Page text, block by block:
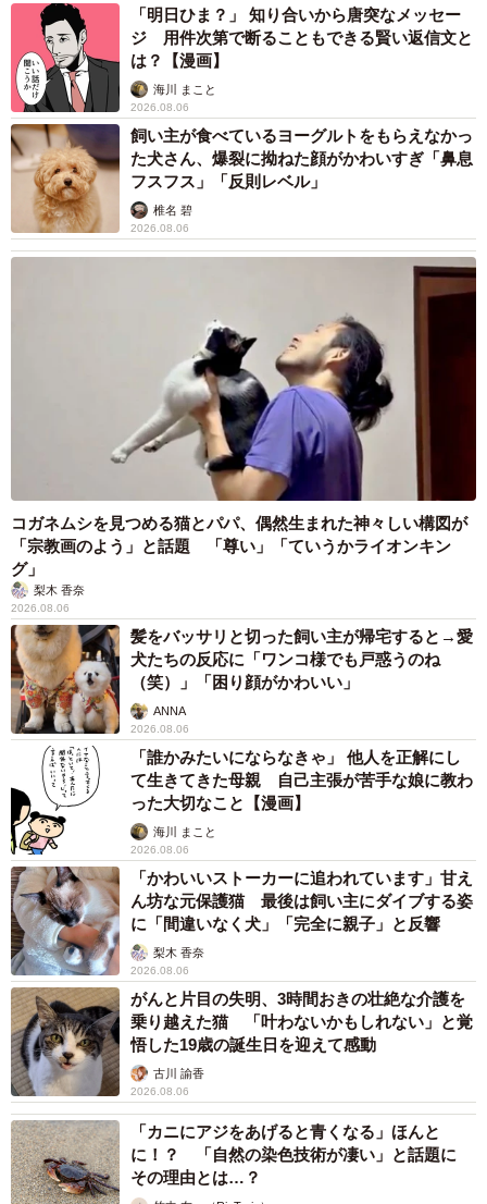
「明日ひま？」 知り合いから唐突なメッセー
ジ 用件次第で断ることもできる賢い返信文と
は？【漫画】
海川 まこと
2026.08.06
飼い主が食べているヨーグルトをもらえなかっ
た犬さん、爆裂に拗ねた顔がかわいすぎ「鼻息
フスフス」「反則レベル」
椎名 碧
2026.08.06
コガネムシを見つめる猫とパパ、偶然生まれた神々しい構図が
「宗教画のよう」と話題 「尊い」「ていうかライオンキン
グ」
梨木 香奈
2026.08.06
髪をバッサリと切った飼い主が帰宅すると→愛
犬たちの反応に「ワンコ様でも戸惑うのね
（笑）」「困り顔がかわいい」
ANNA
2026.08.06
「誰かみたいにならなきゃ」 他人を正解にし
て生きてきた母親 自己主張が苦手な娘に教わ
った大切なこと【漫画】
海川 まこと
2026.08.06
「かわいいストーカーに追われています」甘え
ん坊な元保護猫 最後は飼い主にダイブする姿
に「間違いなく犬」「完全に親子」と反響
梨木 香奈
2026.08.06
がんと片目の失明、3時間おきの壮絶な介護を
乗り越えた猫 「叶わないかもしれない」と覚
悟した19歳の誕生日を迎えて感動
古川 諭香
2026.08.06
「カニにアジをあげると青くなる」ほんと
に！？ 「自然の染色技術が凄い」と話題に
その理由とは…？